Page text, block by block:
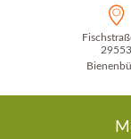
29553